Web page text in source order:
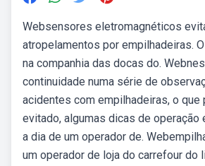
Websensores eletromagnéticos
atropelamentos por empilhadeiras.
na companhia das docas do.
continuidade numa série de
acidentes com empilhadeiras, o que
evitado, algumas dicas de operação
a dia de um operador de.
um operador de loja do carrefour do